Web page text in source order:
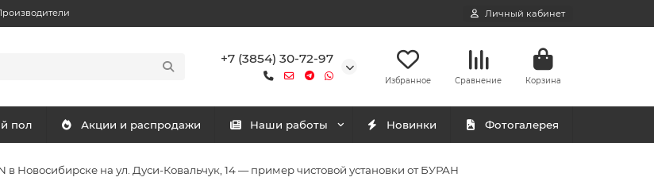
Личный кабинет
+7 (3854) 30-72-97
Избранное Сравнение Корзина
пол Акции и распродажи Наши работы Новинки Фотогалерея
в Новосибирске на ул. Дуси-Ковальчук, 14 — пример чистовой установки от БУРАН